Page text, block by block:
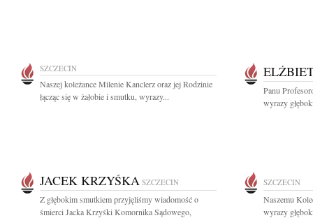
SZCZECIN
Naszej koleżance Milenie Kanclerz oraz jej Rodzinie
łącząc się w żałobie i smutku, wyrazy...
Panu
wyrazy
JACEK KRZYŚKA SZCZECIN
Z głębokim smutkiem przyjęliśmy wiadomość o
śmierci Jacka Krzyśki Komornika Sądowego,
SZCZECIN
Naszemu
wyrazy